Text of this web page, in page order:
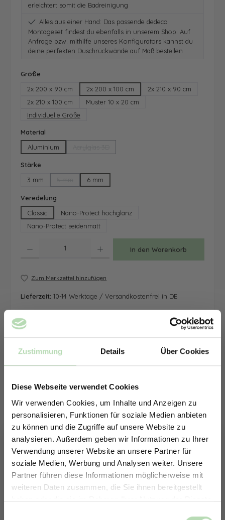
Zustimmung Details Über Cookies
Diese Webseite verwendet Cookies
Wir verwenden Cookies, um Inhalte und Anzeigen zu
personalisieren, Funktionen für soziale Medien anbieten
zu können und die Zugriffe auf unsere Website zu
analysieren. Außerdem geben wir Informationen zu Ihrer
Verwendung unserer Website an unsere Partner für
soziale Medien, Werbung und Analysen weiter. Unsere
Partner führen diese Informationen möglicherweise mit
weiteren Daten zusammen, die Sie ihnen bereitgestellt
haben oder die sie im Rahmen Ihrer Nutzung der Dienste
erleichtert somit die Badreinigung
Alles aus einer Hand: Das passende dedeco
Montageset findest du ebenfalls in unserem Shop. Auf
Anfrage bzw. mithilfe unseres Konfigurators kannst du
deine perfekten Duschrückwände auf Maß bestellen
Größe
2x 200 x 90 cm
2x 200 x 100 cm
2x 210 x 90 cm
2x 210 x 100 cm
Muster 10 x 20 cm
Individuelle Größe
Material
Aluminium
Stärke
3 mm
(Diese Option ist zurzeit nicht verfügbar.)
6 mm
Veredelung
Classic
Nano-Protect hochglanz
Nano-Protect seidenmatt
In den Warenkorb
Zum Merkzettel hinzufügen
Lieferzeit: 10-14 Werktage / Versandkostenfrei in DE
ERHALTE 5% RABATT AUF
DEINE RÜCKWÄNDE